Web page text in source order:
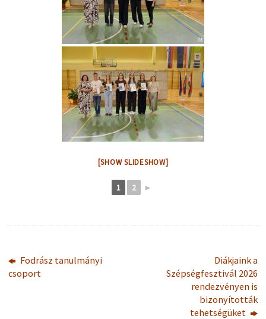
[SHOW SLIDESHOW]
1 2 ►
Fodrász tanulmányi
csoport
Diákjaink a
Szépségfesztivál 2026
rendezvényen is
bizonyították
tehetségüket